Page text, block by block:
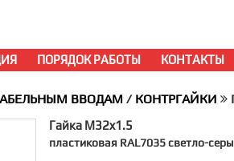
ПОРЯДОК РАБОТЫ КОНТАКТЫ
ВВОДАМ / КОНТРГАЙКИ
Гайка M32x1.5
пластиковая RAL7035 светло-